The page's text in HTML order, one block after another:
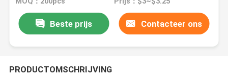
Beste prijs Contacteer ons
PRODUCTOMSCHRIJVING